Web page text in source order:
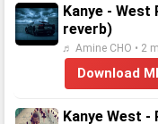
Kanye - West
reverb)
♬ Amine CHO • 2
Download
Kanye West -